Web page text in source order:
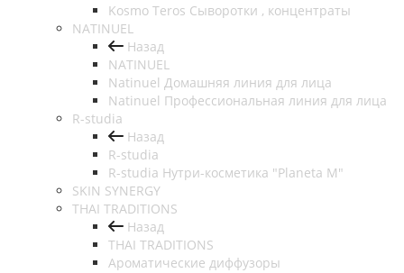
Kosmo Teros Сыворотки , концентраты
NATINUEL
Назад
NATINUEL
Natinuel Домашняя линия для лица
Natinuel Профессиональная линия для лица
R-studia
Назад
R-studia
R-studia Нутри-косметика "Planeta M"
SKIN SYNERGY
THAI TRADITIONS
Назад
THAI TRADITIONS
Ароматические диффузоры